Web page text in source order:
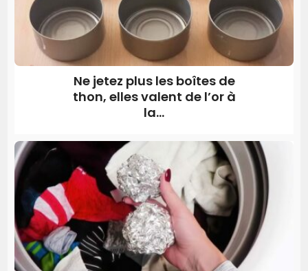
Ne jetez plus les boîtes de
thon, elles valent de l’or à
la...